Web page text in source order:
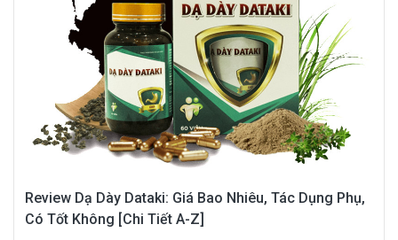
Review Dạ Dày Dataki: Giá Bao Nhiêu, Tác Dụng Phụ,
Có Tốt Không [Chi Tiết A-Z]